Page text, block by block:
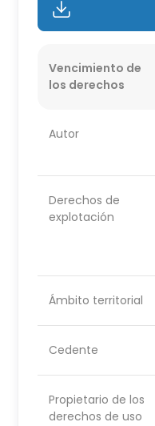
Vencimiento de
los derechos
Autor
Derechos de
explotación
Ámbito territorial
Cedente
Propietario de los
derechos de uso